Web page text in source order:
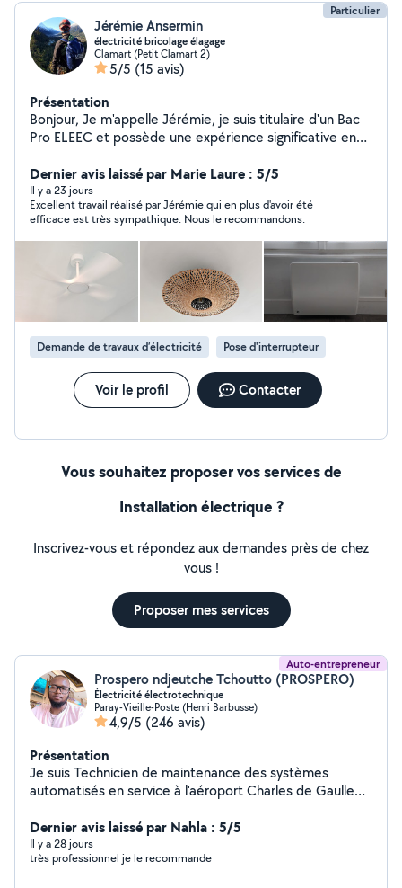
Particulier
Jérémie Ansermin
électricité bricolage élagage
Clamart (Petit Clamart 2)
5/5 (15 avis)
Présentation
Bonjour, Je m'appelle Jérémie, je suis titulaire d'un Bac
Pro ELEEC et possède une expérience significative en
bâtiments. Mes services incluent : Électricité
:Installation et dépannage électrique (prises,
interrupteurs, luminaires). Bricolage général :Montage
de meubles, étagères, réparations diverses et petits
travaux manuels. Rénovation :Peinture, application
d'enduit, petites modifications et travaux de finition.
Maintenance et entretien :Suivi, amélioration et remise
en état de vos installations et équipements. Je propose
mes services pour vos travaux d'élagage et d'entretien
d'arbres. Nous travaillons sur corde, en sécurité, à deux
(avec mon collègue), pour un résultat propre et profes
Sérieux, organisé et minutieux, je m'adapte à vos
besoins et garantis une intervention rapide pour tous
vos projets, petits ou grands. Contactez-moi pour
devis.
Dernier avis laissé par Marie Laure : 5/5
Il y a 23 jours
Excellent travail réalisé par Jérémie qui en plus d'avoir été
efficace est très sympathique. Nous le recommandons.
Demande de travaux d’électricité Pose d'interrupteur
Voir le profil Contacter
Vous souhaitez proposer vos services de
Installation électrique ?
Inscrivez-vous et répondez aux demandes près de chez
vous !
Proposer mes services
Auto-entrepreneur
Prospero ndjeutche Tchoutto (PROSPERO)
Électricité électrotechnique
Paray-Vieille-Poste (Henri Barbusse)
4,9/5 (246 avis)
Présentation
Je suis Technicien de maintenance des systèmes
automatisés en service à l'aéroport Charles de Gaulle
professionnel avec plus de 15ans d'expérience.pendant
mes temps libres et certains weekends je vous propose
mes services pour tous types de travaux d'électricité et
Dernier avis laissé par Nahla : 5/5
Il y a 28 jours
très professionnel je le recommande